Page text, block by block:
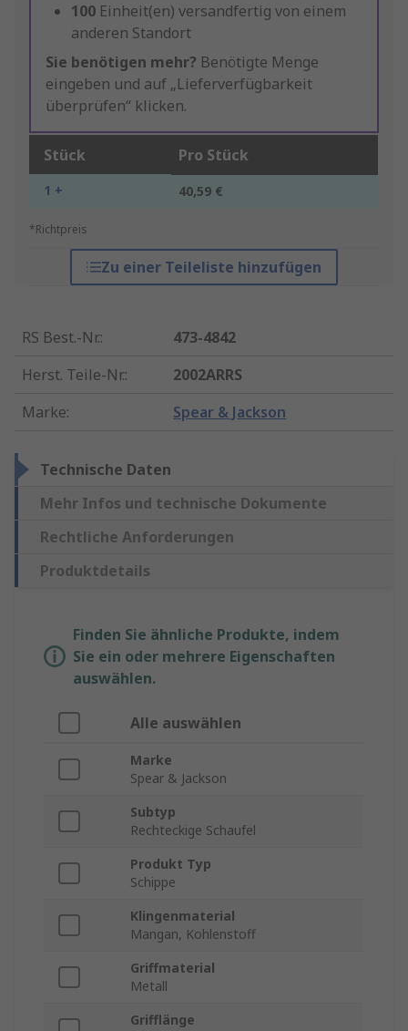
100 Einheit(en) versandfertig von einem
anderen Standort
Sie benötigen mehr? Benötigte Menge
eingeben und auf „Lieferverfügbarkeit
überprüfen“ klicken.
Stück Pro Stück
1 + 40,59 €
*Richtpreis
Zu einer Teileliste hinzufügen
RS Best.-Nr.:
473-4842
Herst. Teile-Nr.:
2002ARRS
Marke: Spear & Jackson
Technische Daten
Mehr Infos und technische Dokumente
Rechtliche Anforderungen
Produktdetails
Finden Sie ähnliche Produkte, indem
Sie ein oder mehrere Eigenschaften
auswählen.
Alle auswählen
Marke
Spear & Jackson
Subtyp
Rechteckige Schaufel
Produkt Typ
Schippe
Klingenmaterial
Mangan, Kohlenstoff
Griffmaterial
Metall
Grifflänge